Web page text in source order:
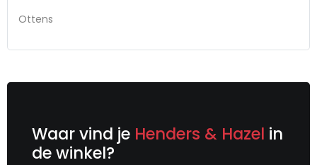
Ottens
Waar vind je Henders & Hazel in
de winkel?